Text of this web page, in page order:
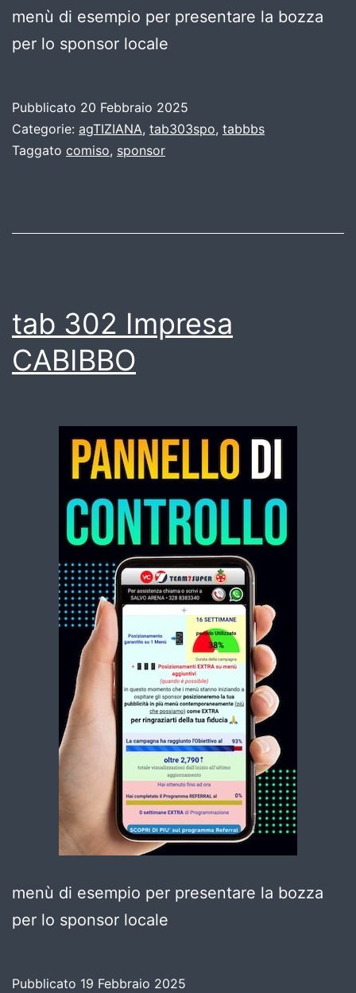
menù di esempio per presentare la bozza
per lo sponsor locale
Pubblicato 20 Febbraio 2025
Categorie: agTIZIANA, tab303spo, tabbbs
Taggato comiso, sponsor
tab 302 Impresa
CABIBBO
menù di esempio per presentare la bozza
per lo sponsor locale
Pubblicato 19 Febbraio 2025